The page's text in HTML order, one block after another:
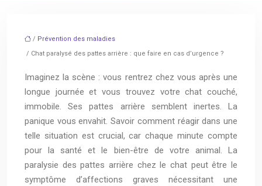
/ Prévention des maladies
/ Chat paralysé des pattes arrière : que faire en cas d’urgence ?
Imaginez la scène : vous rentrez chez vous après une
longue journée et vous trouvez votre chat couché,
immobile. Ses pattes arrière semblent inertes. La
panique vous envahit. Savoir comment réagir dans une
telle situation est crucial, car chaque minute compte
pour la santé et le bien-être de votre animal. La
paralysie des pattes arrière chez le chat peut être le
symptôme d’affections graves nécessitant une